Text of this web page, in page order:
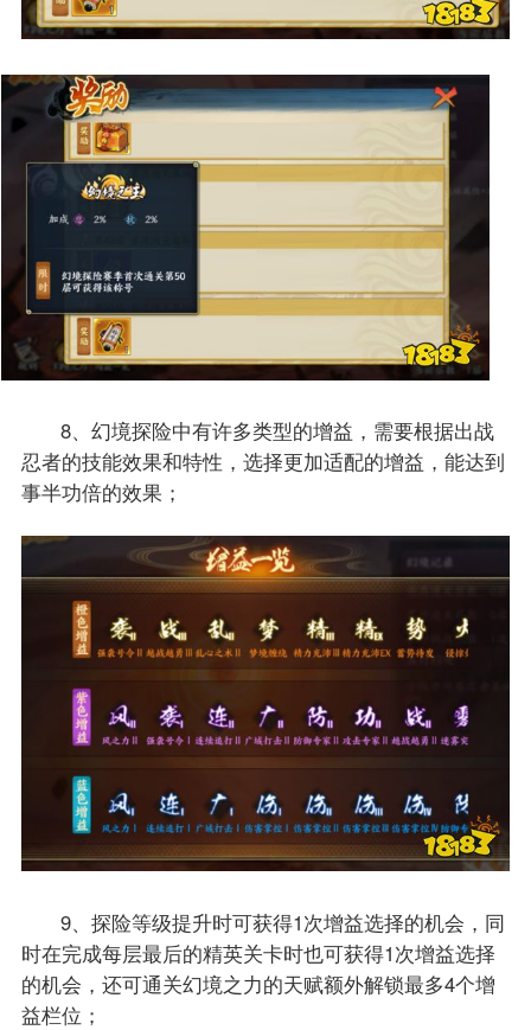
8、幻境探险中有许多类型的增益，需要根据出战
忍者的技能效果和特性，选择更加适配的增益，能达到
事半功倍的效果；
9、探险等级提升时可获得1次增益选择的机会，同
时在完成每层最后的精英关卡时也可获得1次增益选择
的机会，还可通关幻境之力的天赋额外解锁最多4个增
益栏位；